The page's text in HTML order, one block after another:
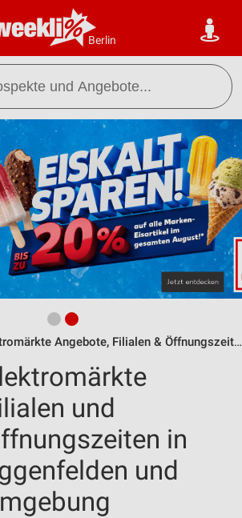
Berlin
Angebote, Filialen & Öffnungszeiten
und
in
und